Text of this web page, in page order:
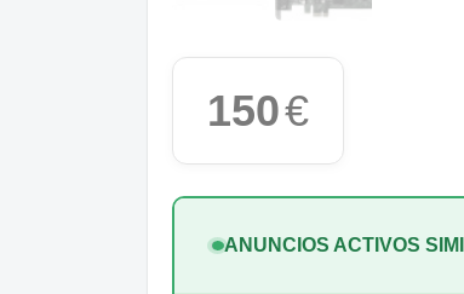
150€
ANUNCIOS ACTIVOS